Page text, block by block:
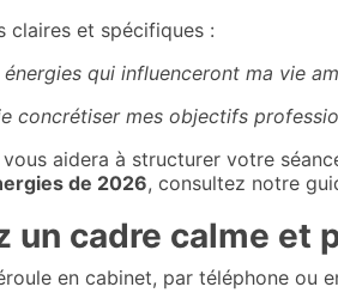
claires et spécifiques :
qui influenceront ma vie
concrétiser mes objectifs
aidera à structurer votre
de 2026, consultez notre
un cadre calme et
en cabinet, par téléphone ou